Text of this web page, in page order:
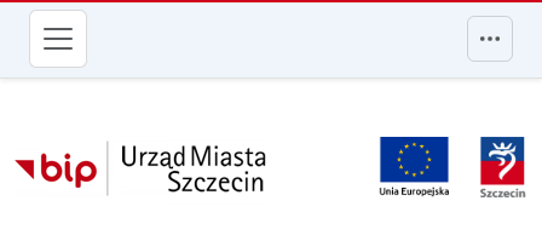
przejdź do głównego menu